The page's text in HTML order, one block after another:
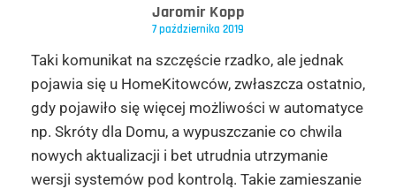
Jaromir Kopp
7 października 2019
Taki komunikat na szczęście rzadko, ale jednak
pojawia się u HomeKitowców, zwłaszcza ostatnio,
gdy pojawiło się więcej możliwości w automatyce
np. Skróty dla Domu, a wypuszczanie co chwila
nowych aktualizacji i bet utrudnia utrzymanie
wersji systemów pod kontrolą. Takie zamieszanie